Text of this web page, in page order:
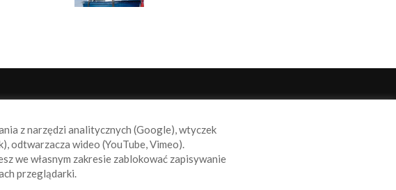
i
z narzędzi analitycznych (Google), wtyczek
odtwarzacza wideo (YouTube, Vimeo).
we własnym zakresie zablokować zapisywanie
przeglądarki.